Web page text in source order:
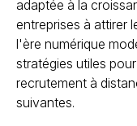
adaptée à la
entreprises à attirer
l'ère numérique
stratégies utiles
recrutement à
suivantes.